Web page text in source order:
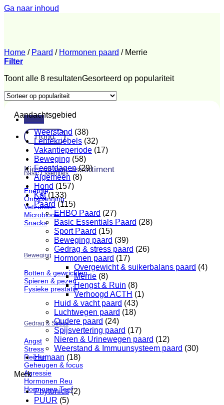
Ga naar inhoud
Menu
Hond
Kies uit ons assortiment
Basic Essentials
Energie
Ontspanning
Vetzuren
Microbioom
Snacks
Beweging
Botten & gewrichten
Spieren & pezen
Fysieke prestatie
Gedrag & Stress
Angst
Stress
Reizen
Geheugen & focus
Agressie
Hormonen Reu
Hormonen Teef
Home / Paard / Hormonen paard /Merrie
Filter
Toont alle 8 resultatenGesorteerd op populariteit
Aandachtsgebied
Weerstand (38)
Lentekriebels (32)
Vakantieperiode (17)
Beweging (58)
Feestdagen (29)
Algemeen (8)
Hond (157)
Kat (133)
Paard (115)
EHBO Paard (27)
Basic Essentials Paard (28)
Sport Paard (15)
Beweging paard (39)
Gedrag & stress paard (26)
Hormonen paard (17)
Overgewicht & suikerbalans paard (4)
Merrie (8)
Hengst & Ruin (8)
Verhoogd ACTH (1)
Huid & vacht paard (43)
Luchtwegen paard (18)
Oudere paard (24)
Spijsvertering paard (17)
Nieren & Urinewegen paard (12)
Weerstand & Immuunsysteem paard (30)
Humaan (18)
Merk
Phytonics (2)
PUUR (5)